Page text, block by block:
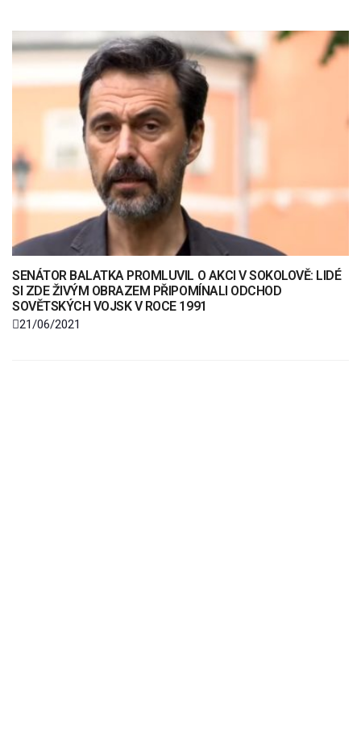
SENÁTOR BALATKA PROMLUVIL O AKCI V SOKOLOVĚ: LIDÉ
SI ZDE ŽIVÝM OBRAZEM PŘIPOMÍNALI ODCHOD
SOVĚTSKÝCH VOJSK V ROCE 1991
21/06/2021